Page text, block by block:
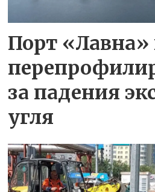
Порт «Лавна»
за падения
угля